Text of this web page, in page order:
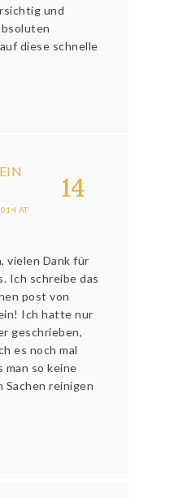
und
diese schnelle
14
AT
vielen Dank für
Ich schreibe das
post von
Ich hatte nur
geschrieben,
es noch mal
man so keine
Sachen reinigen